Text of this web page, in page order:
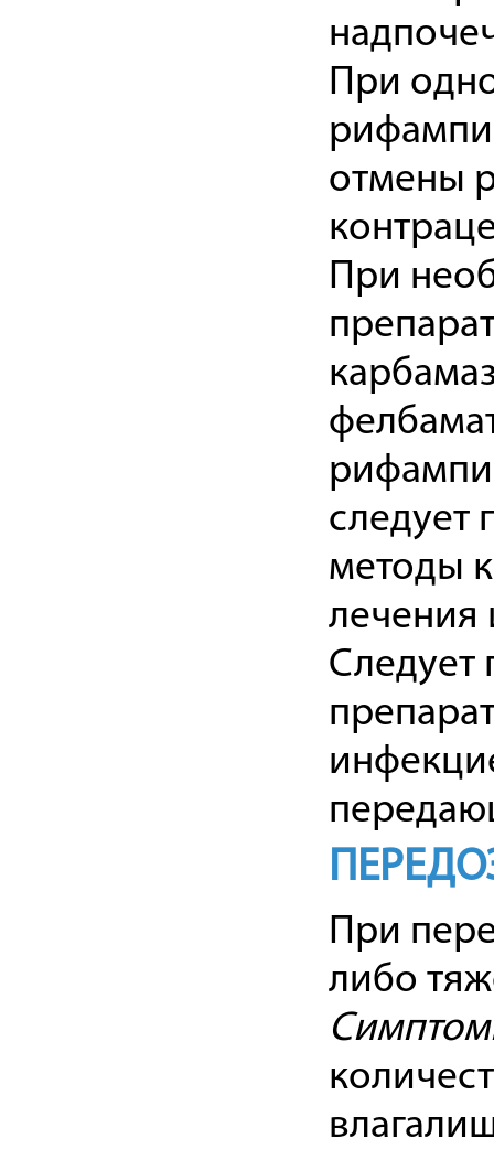
При
отмены
При
следует
методы
лечения
Следует
При
либо